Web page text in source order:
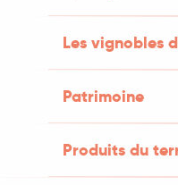
Les vignobles
Patrimoine
Produits du